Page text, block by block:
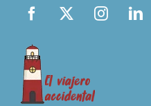
Saltar
contenido
Facebook